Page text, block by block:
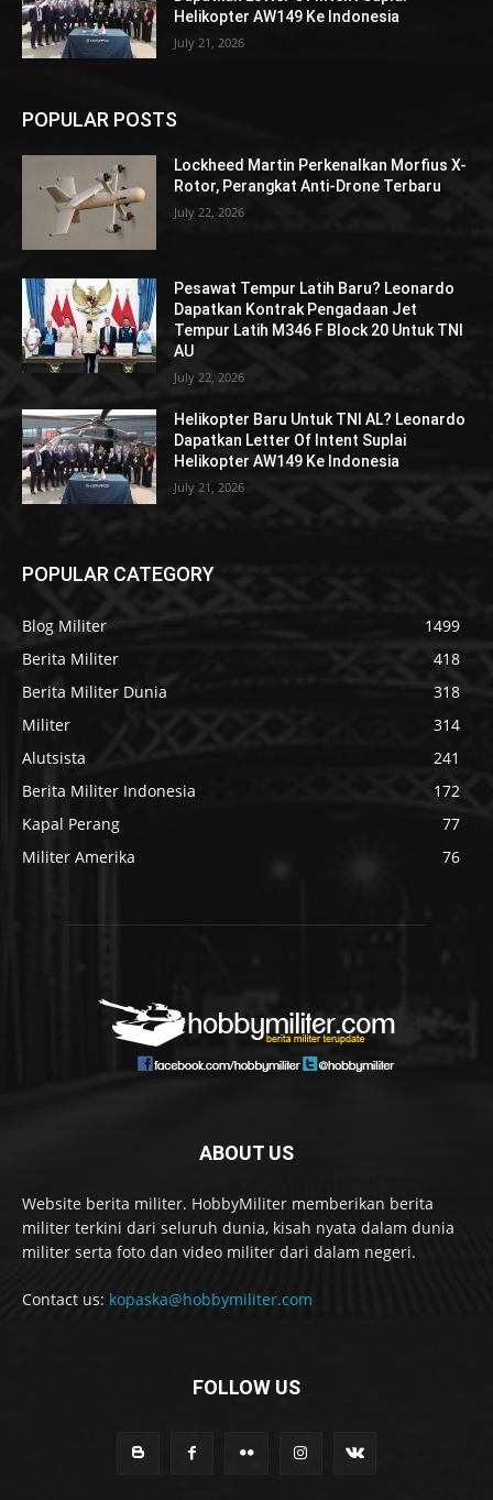
Helikopter AW149 Ke Indonesia
July 21, 2026
POPULAR POSTS
Lockheed Martin Perkenalkan Morfius X-
Rotor, Perangkat Anti-Drone Terbaru
July 22, 2026
Pesawat Tempur Latih Baru? Leonardo
Dapatkan Kontrak Pengadaan Jet
Tempur Latih M346 F Block 20 Untuk TNI
AU
July 22, 2026
Helikopter Baru Untuk TNI AL? Leonardo
Dapatkan Letter Of Intent Suplai
Helikopter AW149 Ke Indonesia
July 21, 2026
POPULAR CATEGORY
Blog Militer
1499
Berita Militer
418
Berita Militer Dunia
318
Militer
314
Alutsista
241
Berita Militer Indonesia
172
Kapal Perang
77
Militer Amerika
76
ABOUT US
Website berita militer. HobbyMiliter memberikan berita
militer terkini dari seluruh dunia, kisah nyata dalam dunia
militer serta foto dan video militer dari dalam negeri.
Contact us: kopaska@hobbymiliter.com
FOLLOW US